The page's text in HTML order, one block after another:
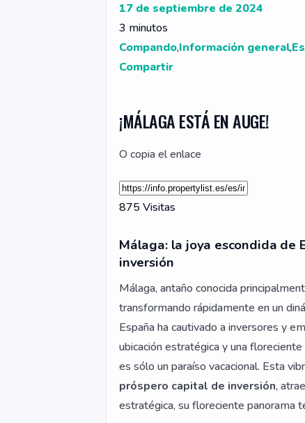
17 de septiembre de 2024
3 minutos
Compando,Información general,
Compartir
¡MÁLAGA ESTÁ EN AUGE!
O copia el enlace
875 Visitas
Málaga: la joya escondida de
inversión
Málaga, antaño conocida
transformando rápidamente en un
España ha cautivado a inversores y
ubicación estratégica y una
es sólo un paraíso vacacional. Esta
próspero capital de inversión,
estratégica, su floreciente panorama